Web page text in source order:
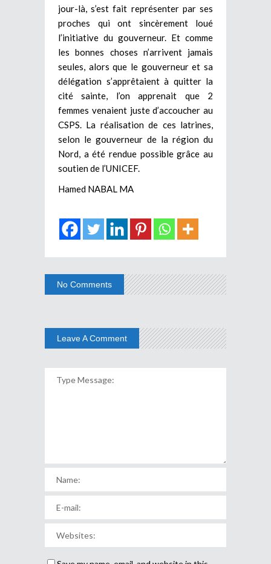
jour-là, s’est fait représenter par ses
proches qui ont sincèrement loué
l’initiative du gouverneur. Et comme
les bonnes choses n’arrivent jamais
seules, alors que le gouverneur et sa
délégation s’apprêtaient à quitter la
cité sainte, l’on apprenait que 2
femmes venaient juste d’accoucher au
CSPS. La réalisation de ces latrines,
selon le gouverneur de la région du
Nord, a été rendue possible grâce au
soutien de l’UNICEF.
Hamed NABAL MA
No Comments
Leave A Comment